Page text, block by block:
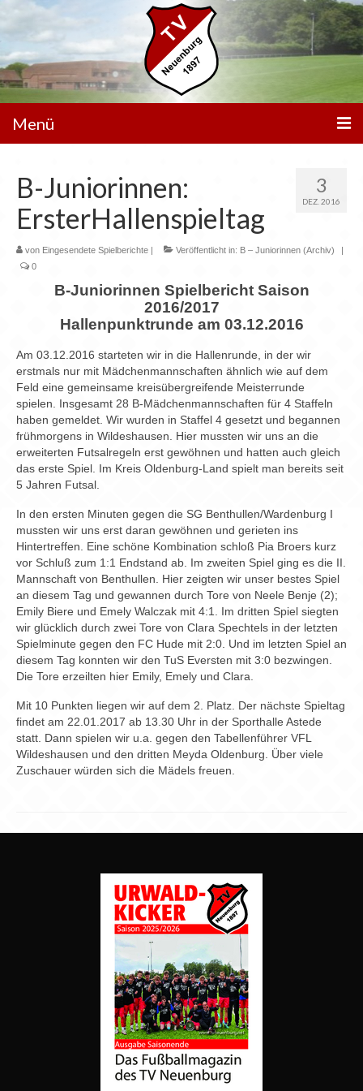
Menü
Spielbetrieb
Mannschaften
Walking Football
Sportanlagen
Sponsoren
Chronik
Archiv
3
DEZ. 2016
B-Juniorinnen:
ErsterHallenspieltag
von Eingesendete Spielberichte | Veröffentlicht in: B – Juniorinnen (Archiv)
|
0
B-Juniorinnen Spielbericht Saison
2016/2017
Hallenpunktrunde am 03.12.2016
Am 03.12.2016 starteten wir in die Hallenrunde, in der wir
erstmals nur mit Mädchenmannschaften ähnlich wie auf dem
Feld eine gemeinsame kreisübergreifende Meisterrunde
spielen. Insgesamt 28 B-Mädchenmannschaften für 4 Staffeln
haben gemeldet. Wir wurden in Staffel 4 gesetzt und begannen
frühmorgens in Wildeshausen. Hier mussten wir uns an die
erweiterten Futsalregeln erst gewöhnen und hatten auch gleich
das erste Spiel. Im Kreis Oldenburg-Land spielt man bereits seit
5 Jahren Futsal.
In den ersten Minuten gegen die SG Benthullen/Wardenburg I
mussten wir uns erst daran gewöhnen und gerieten ins
Hintertreffen. Eine schöne Kombination schloß Pia Broers kurz
vor Schluß zum 1:1 Endstand ab. Im zweiten Spiel ging es die II.
Mannschaft von Benthullen. Hier zeigten wir unser bestes Spiel
an diesem Tag und gewannen durch Tore von Neele Benje (2);
Emily Biere und Emely Walczak mit 4:1. Im dritten Spiel siegten
wir glücklich durch zwei Tore von Clara Spechtels in der letzten
Spielminute gegen den FC Hude mit 2:0. Und im letzten Spiel an
diesem Tag konnten wir den TuS Eversten mit 3:0 bezwingen.
Die Tore erzeilten hier Emily, Emely und Clara.
Mit 10 Punkten liegen wir auf dem 2. Platz. Der nächste Spieltag
findet am 22.01.2017 ab 13.30 Uhr in der Sporthalle Astede
statt. Dann spielen wir u.a. gegen den Tabellenführer VFL
Wildeshausen und den dritten Meyda Oldenburg. Über viele
Zuschauer würden sich die Mädels freuen.